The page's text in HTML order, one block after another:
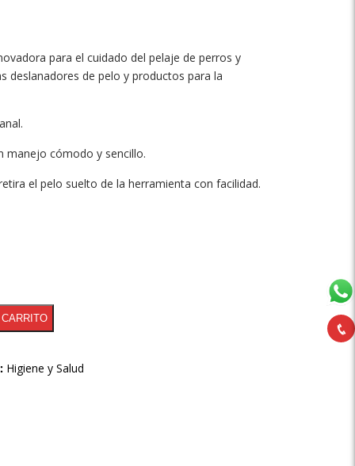
para el cuidado del pelaje de perros y
deslanadores de pelo y productos para la
manejo cómodo y sencillo.
el pelo suelto de la herramienta con facilidad.
Higiene y Salud